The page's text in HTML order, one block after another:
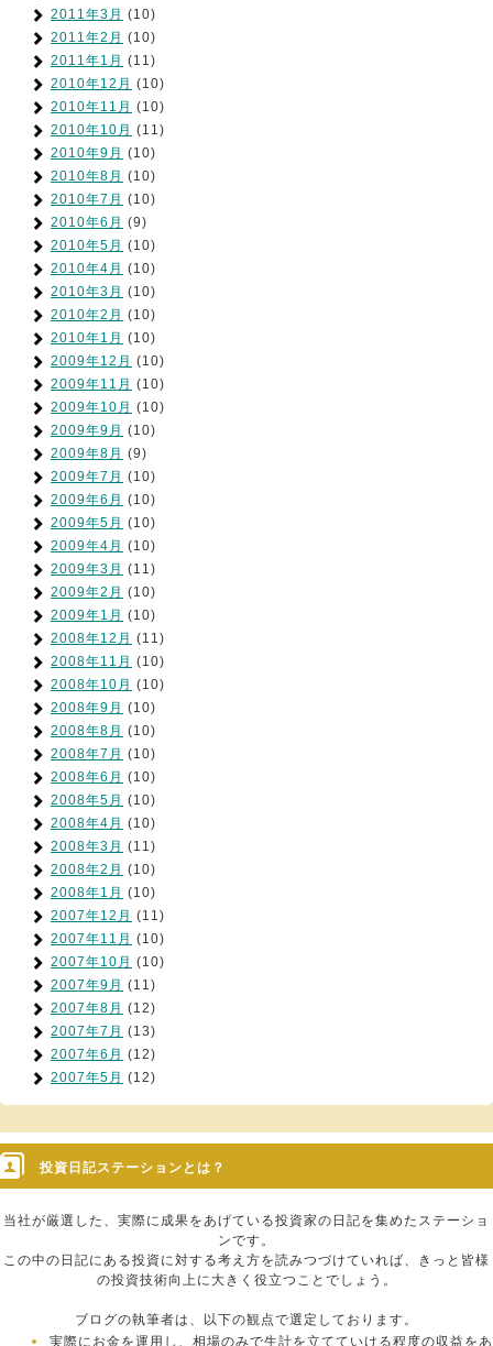
2011年3月 (10)
2011年2月 (10)
2011年1月 (11)
2010年12月 (10)
2010年11月 (10)
2010年10月 (11)
2010年9月 (10)
2010年8月 (10)
2010年7月 (10)
2010年6月 (9)
2010年5月 (10)
2010年4月 (10)
2010年3月 (10)
2010年2月 (10)
2010年1月 (10)
2009年12月 (10)
2009年11月 (10)
2009年10月 (10)
2009年9月 (10)
2009年8月 (9)
2009年7月 (10)
2009年6月 (10)
2009年5月 (10)
2009年4月 (10)
2009年3月 (11)
2009年2月 (10)
2009年1月 (10)
2008年12月 (11)
2008年11月 (10)
2008年10月 (10)
2008年9月 (10)
2008年8月 (10)
2008年7月 (10)
2008年6月 (10)
2008年5月 (10)
2008年4月 (10)
2008年3月 (11)
2008年2月 (10)
2008年1月 (10)
2007年12月 (11)
2007年11月 (10)
2007年10月 (10)
2007年9月 (11)
2007年8月 (12)
2007年7月 (13)
2007年6月 (12)
2007年5月 (12)
投資日記ステーションとは？
当社が厳選した、実際に成果をあげている投資家の日記を集めたステーショ
ンです。
この中の日記にある投資に対する考え方を読みつづけていれば、きっと皆様
の投資技術向上に大きく役立つことでしょう。
ブログの執筆者は、以下の観点で選定しております。
実際にお金を運用し、相場のみで生計を立てていける程度の収益をあ